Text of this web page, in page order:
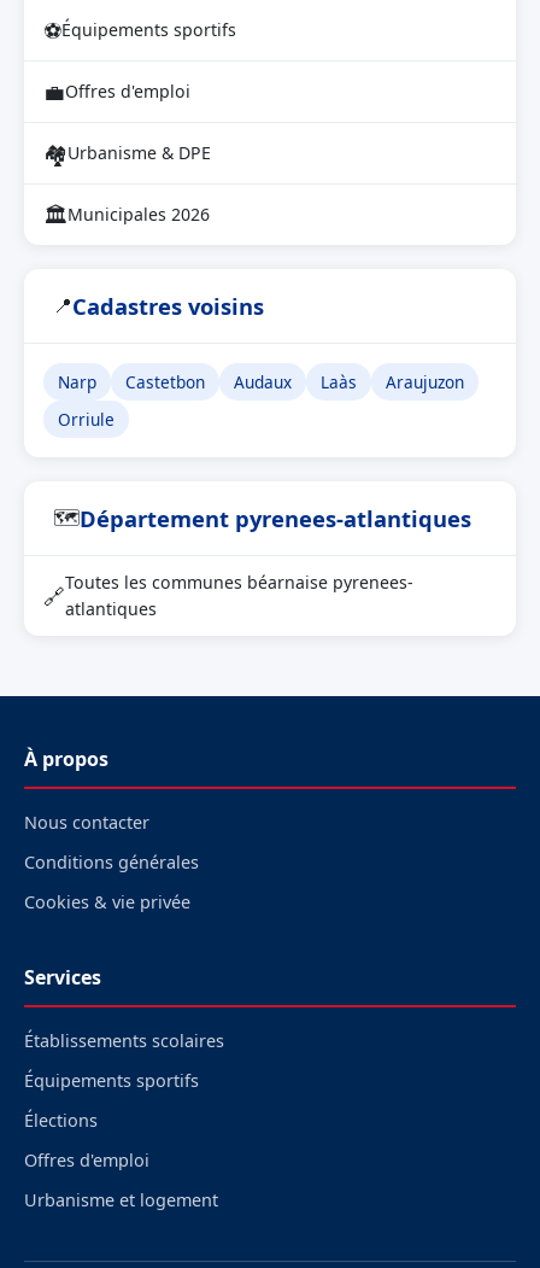
⚽Équipements sportifs
💼Offres d'emploi
🏘Urbanisme & DPE
🏛Municipales 2026
📍Cadastres voisins
Narp Castetbon Audaux Laàs
Araujuzon
Orriule
🗺Département pyrenees-atlantiques
🔗Toutes les communes béarnaise pyrenees-
atlantiques
À propos
Nous contacter
Conditions générales
Cookies & vie privée
Services
Établissements scolaires
Équipements sportifs
Élections
Offres d'emploi
Urbanisme et logement